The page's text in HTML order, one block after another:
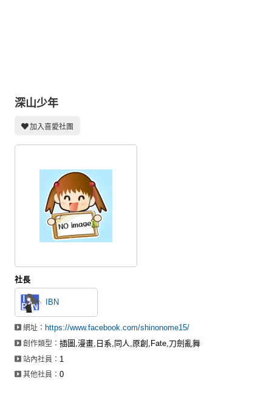
攤位轉讓區
會員功能選單
會員中心
註冊會員
登入
深山少年
加入喜愛社團
社長
IBN
網址： https://www.facebook.com/shinonome15/
創作類型：插圖,漫畫,日系,同人,原創,Fate,刀劍亂舞
站內社員： 1
其他社員：0